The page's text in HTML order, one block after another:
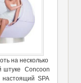
на несколько
штуке Concoon
SPA